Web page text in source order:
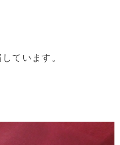
ています。